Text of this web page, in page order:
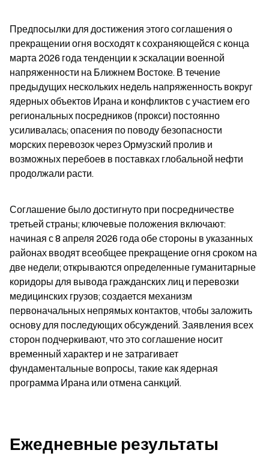
Предпосылки для достижения этого соглашения о
прекращении огня восходят к сохраняющейся с конца
марта 2026 года тенденции к эскалации военной
напряженности на Ближнем Востоке. В течение
предыдущих нескольких недель напряженность вокруг
ядерных объектов Ирана и конфликтов с участием его
региональных посредников (прокси) постоянно
усиливалась; опасения по поводу безопасности
морских перевозок через Ормузский пролив и
возможных перебоев в поставках глобальной нефти
продолжали расти.
Соглашение было достигнуто при посредничестве
третьей страны; ключевые положения включают:
начиная с 8 апреля 2026 года обе стороны в указанных
районах вводят всеобщее прекращение огня сроком на
две недели; открываются определенные гуманитарные
коридоры для вывода гражданских лиц и перевозки
медицинских грузов; создается механизм
первоначальных непрямых контактов, чтобы заложить
основу для последующих обсуждений. Заявления всех
сторон подчеркивают, что это соглашение носит
временный характер и не затрагивает
фундаментальные вопросы, такие как ядерная
программа Ирана или отмена санкций.
Ежедневные результаты